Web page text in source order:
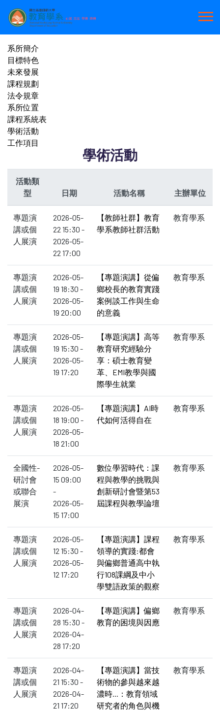
系所簡介
目標特色
未來發展
課程規劃
法令規章
系所位置
課程系統表
學術活動
工作項目
學術活動
活動類
型
日期 活動名稱 主辦單位
專題演
講或個
人展演
2026-05-
22 15:30 -
2026-05-
22 17:00
【教師社群】教育
學系教師社群活動
教育學系
專題演
講或個
人展演
2026-05-
19 18:30 -
2026-05-
19 20:00
【專題演講】從偏
鄉校長的教育實踐
案例談工作與生命
的意義
教育學系
專題演
講或個
人展演
2026-05-
19 15:30 -
2026-05-
19 17:20
【專題演講】高等
教育研究經驗分
享：碩士教育變
革、EMI教學與國
際學生就業
教育學系
專題演
講或個
人展演
2026-05-
18 19:00 -
2026-05-
18 21:00
【專題演講】AI時
代如何活得自在
教育學系
全國性-
研討會
或聯合
展演
2026-05-
15 09:00
-
2026-05-
15 17:00
數位學習時代：課
程與教學的挑戰與
創新研討會暨第53
屆課程與教學論壇
教育學系
專題演
講或個
人展演
2026-05-
12 15:30 -
2026-05-
12 17:20
【專題演講】課程
領導的實踐:都會
與偏鄉普通高中執
行108課綱及中小
學雙語政策的觀察
教育學系
專題演
講或個
人展演
2026-04-
28 15:30 -
2026-04-
28 17:20
【專題演講】偏鄉
教育的困境與因應
教育學系
專題演
講或個
人展演
2026-04-
21 15:30 -
2026-04-
21 17:20
【專題演講】當技
術物的參與越來越
濃時...：教育領域
研究者的角色與機
教育學系